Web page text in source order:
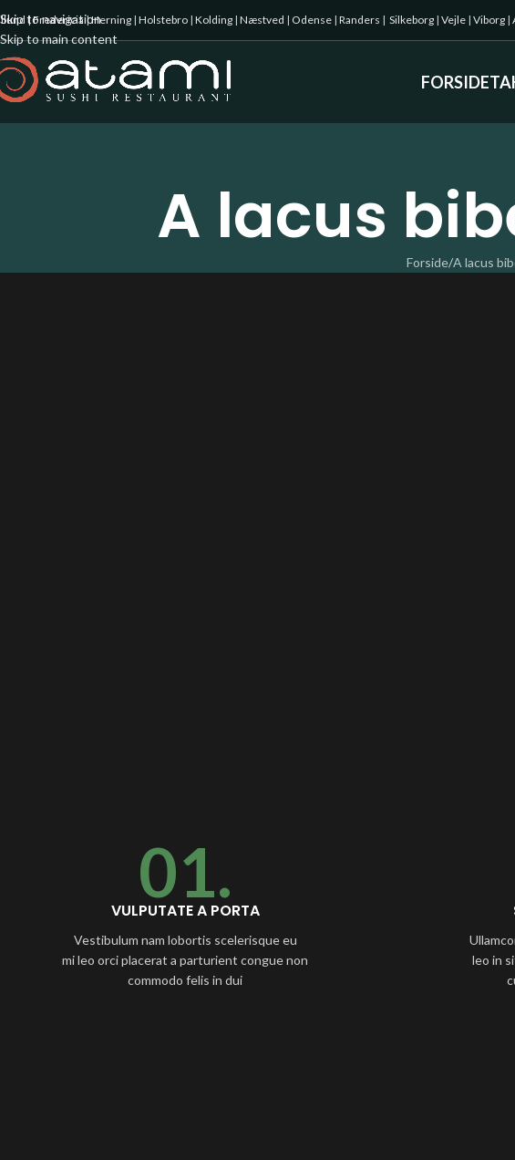
Skip to navigation
Skip to main content
|Fredericia|Herning | Holstebro | Kolding | Næstved | Odense | Randers | Silkeborg | Vejle | Viborg |
FORSIDE
A lacus
Forside/A lacus
01.
VULPUTATE A PORTA
Vestibulum nam lobortis scelerisque eu
mi leo orci placerat a parturient congue non
commodo felis in dui
leo in